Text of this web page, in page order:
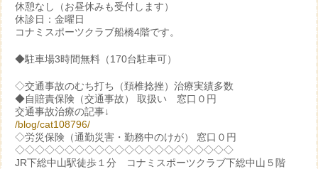
休憩なし（お昼休みも受付します）
休診日：金曜日
コナミスポーツクラブ船橋4階です。
◆駐車場3時間無料（170台駐車可）
◇交通事故のむち打ち（頚椎捻挫）治療実績多数
◆自賠責保険（交通事故） 取扱い 窓口０円
交通事故治療の記事↓
/blog/cat108796/
◇労災保険（通勤災害・勤務中のけが） 窓口０円
◇◇◇◇◇◇◇◇◇◇◇◇◇◇◇◇◇◇◇◇◇◇
JR下総中山駅徒歩１分 コナミスポーツクラブ下総中山５階